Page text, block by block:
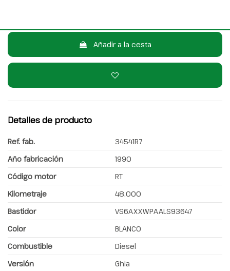
Añadir a la cesta
Detalles de producto
Ref. fab.
34541R7
Año fabricación
1990
Código motor
RT
Kilometraje
48.000
Bastidor
VS6AXXWPAALS93647
Color
BLANCO
Combustible
Diesel
Versión
Ghia